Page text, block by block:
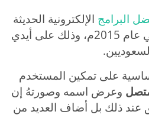
البرامج الإلكترونية الحديثة
نسبيًا؛ حيثُ تم اطلاقهُ في عام 2015م، وذلك على أيدي
على تمكين المستخدم
وعرض اسمه وصورتهُ إن
عند ذلك بل أضاف العديد من